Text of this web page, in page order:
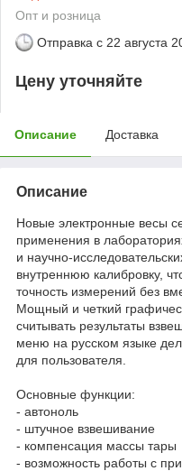
Опт и розница
Отправка с 22 августа
Цену уточняйте
Описание Доставка
Описание
Новые электронные весы
применения в
и научно-
внутреннюю калибровку,
точность измерений без
Мощный и четкий
считывать результаты
меню на русском языке
для пользователя.
Основные функции:
- автоноль
- штучное взвешивание
- компенсация массы тары
- возможность работы с